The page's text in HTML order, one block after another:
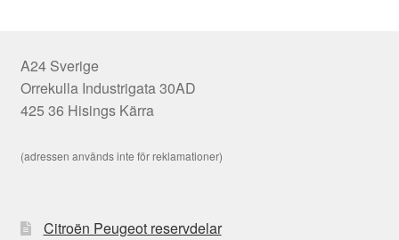
A24 Sverige
Orrekulla Industrigata 30AD
425 36 Hisings Kärra
(adressen används inte för reklamationer)
Citroën Peugeot reservdelar